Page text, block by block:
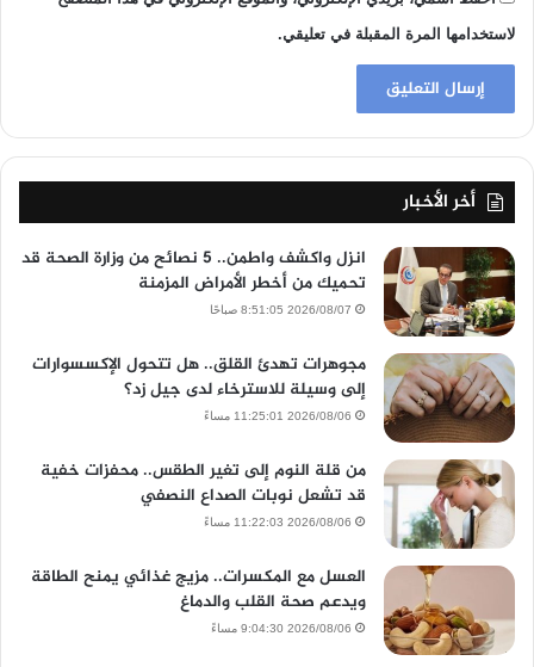
لاستخدامها المرة المقبلة في تعليقي.
أخر الأخبار
انزل واكشف واطمن.. 5 نصائح من وزارة الصحة قد
تحميك من أخطر الأمراض المزمنة
2026/08/07 8:51:05 صباحًا
مجوهرات تهدئ القلق.. هل تتحول الإكسسوارات
إلى وسيلة للاسترخاء لدى جيل زد؟
2026/08/06 11:25:01 مساءً
من قلة النوم إلى تغير الطقس.. محفزات خفية
قد تشعل نوبات الصداع النصفي
2026/08/06 11:22:03 مساءً
العسل مع المكسرات.. مزيج غذائي يمنح الطاقة
ويدعم صحة القلب والدماغ
2026/08/06 9:04:30 مساءً